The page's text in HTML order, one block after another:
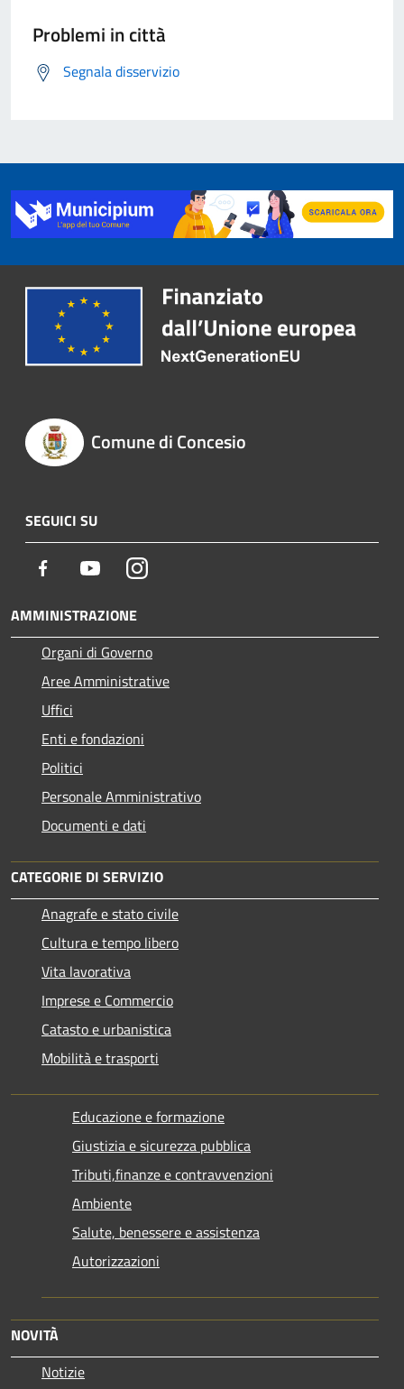
Problemi in città
Segnala disservizio
Comune di Concesio
SEGUICI SU
Facebook YoutubeInstagram
AMMINISTRAZIONE
Organi di Governo
Aree Amministrative
Uffici
Enti e fondazioni
Politici
Personale Amministrativo
Documenti e dati
CATEGORIE DI SERVIZIO
Anagrafe e stato civile
Cultura e tempo libero
Vita lavorativa
Imprese e Commercio
Catasto e urbanistica
Mobilità e trasporti
Educazione e formazione
Giustizia e sicurezza pubblica
Tributi,finanze e contravvenzioni
Ambiente
Salute, benessere e assistenza
Autorizzazioni
NOVITÀ
Notizie